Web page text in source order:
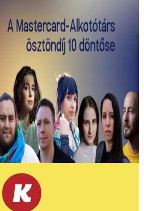
a 2026-os Mastercard -
10 döntősét!
kerül ki a két győztes.